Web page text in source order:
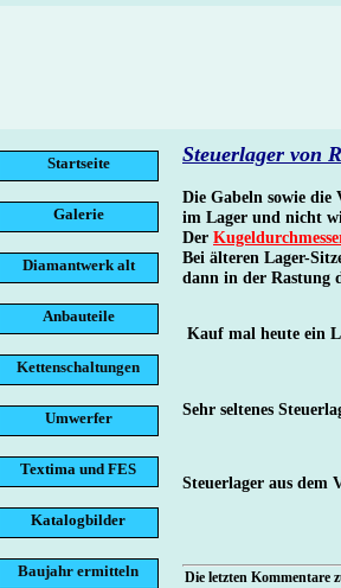
Startseite
Galerie
Diamantwerk alt
Anbauteile
Kettenschaltungen
Umwerfer
Textima und FES
Katalogbilder
Baujahr ermitteln
Steuerlager von
Die Gabeln sowie die
im Lager und nicht
Der
Bei älteren Lager-
dann in der Rastung
Kauf mal heute ein
Sehr seltenes
Steuerlager aus dem
Die letzten Kommentare